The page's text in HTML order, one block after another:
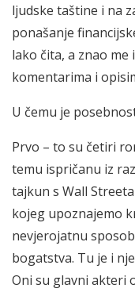
ljudske taštine i na
ponašanje
lako čita, a znao
komentarima i
U čemu je
Prvo – to su četiri
temu ispričanu iz
tajkun s Wall
kojeg upoznajemo
nevjerojatnu
bogatstva. Tu je i
Oni su glavni akteri